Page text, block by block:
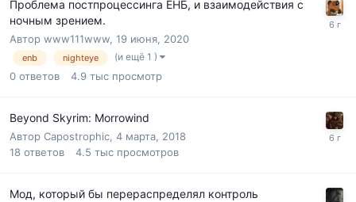
Проблема постпроцессинга ЕНБ, и взаимодействия с
ночным зрением.
Автор www111www, 19 июня, 2020
enb nighteye (и ещё 1 )
0 ответов 4.9 тыс просмотр
Beyond Skyrim: Morrowind
Автор Capostrophic, 4 марта, 2018
18 ответов 4.5 тыс просмотров
Мод, который бы перераспределял контроль